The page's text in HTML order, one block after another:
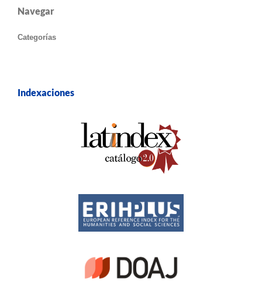
Navegar
Categorías
Indexaciones